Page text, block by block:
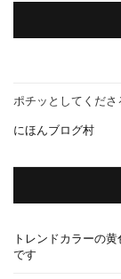
ポチッとしてくだ
にほんブログ村
トレンドカラーの
です